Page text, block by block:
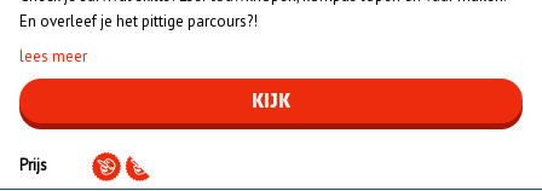
En overleef je het pittige parcours?!
lees meer
KIJK
Prijs